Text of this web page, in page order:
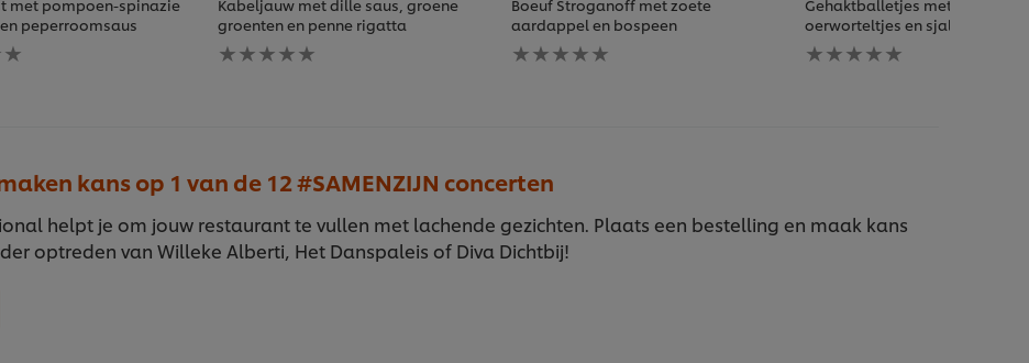
met pompoen-spinazie
peperroomsaus
Kabeljauw met dille saus, groene
groenten en penne rigatta
Geen
beoordelingen
Boeuf Stroganoff met zoete
aardappel en bospeen
Geen
beoordelingen
Gehaktballetjes met
oerworteltjes en sjalotten tijm
Geen
beoordelingen
kans op 1 van de 12 #SAMENZIJN concerten
helpt je om jouw restaurant te vullen met lachende gezichten. Plaats een bestelling en maak kans
optreden van Willeke Alberti, Het Danspaleis of Diva Dichtbij!